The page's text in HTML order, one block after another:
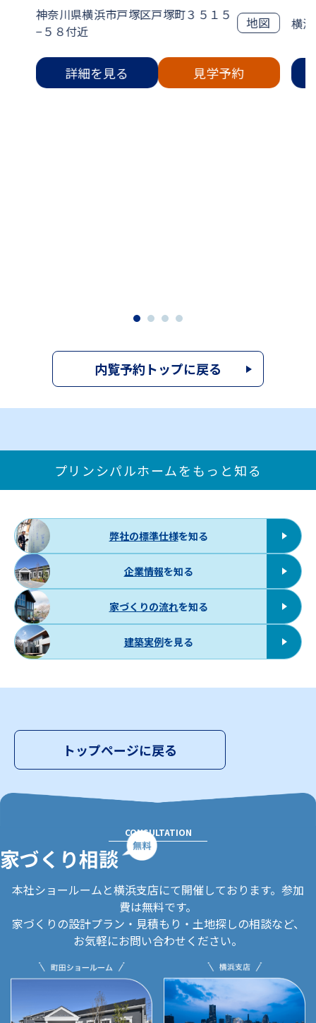
神奈川県横浜市戸塚区戸塚町３５１５
−５８付近
地図
詳細を見る 見学予約
横
内覧予約トップに戻る
プリンシパルホームをもっと知る
弊社の標準仕様を知る
企業情報を知る
家づくりの流れを知る
建築実例を見る
トップページに戻る
CONSULTATION
家づくり相談
本社ショールームと横浜支店にて開催しております。参加
費は無料です。
家づくりの設計プラン・見積もり・土地探しの相談など、
お気軽にお問い合わせください。